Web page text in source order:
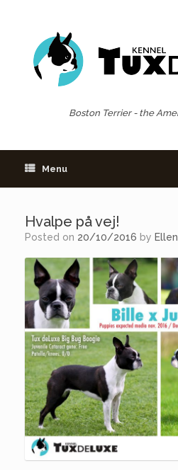
Boston Terrier - the
Menu
Hvalpe på vej!
Posted on 20/10/2016 by Ellen